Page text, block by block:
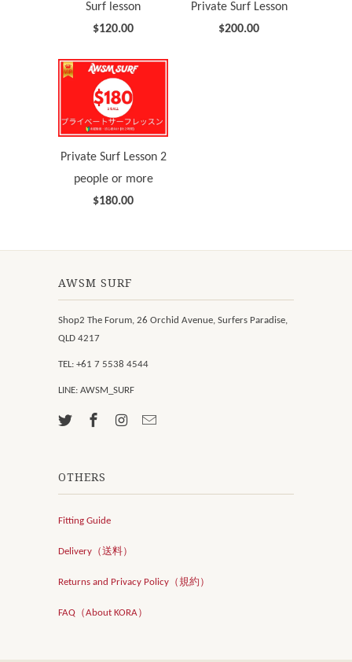
Surf lesson
$120.00
Private Surf Lesson
$200.00
Private Surf Lesson 2
people or more
$180.00
AWSM SURF
Shop2 The Forum, 26 Orchid Avenue, Surfers Paradise,
QLD 4217
TEL: +61 7 5538 4544
LINE: AWSM_SURF
OTHERS
Fitting Guide
Delivery（送料）
Returns and Privacy Policy（規約）
FAQ（About KORA）